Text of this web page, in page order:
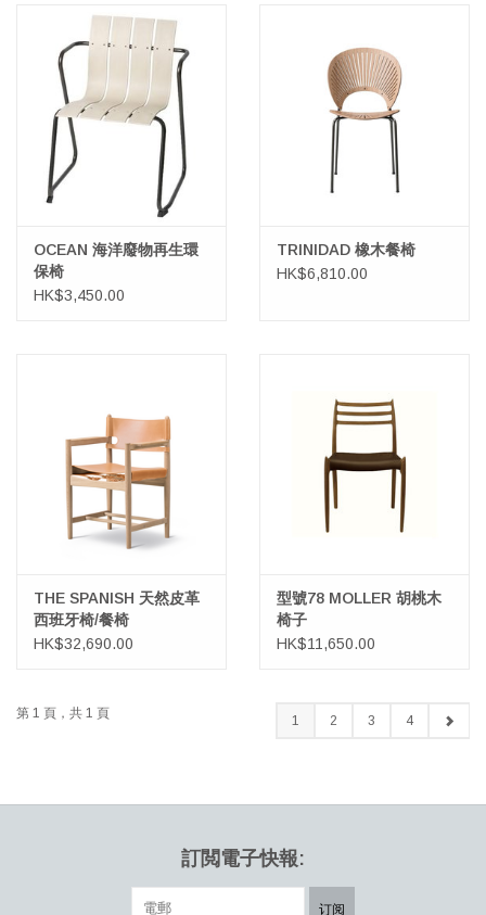
OCEAN 海洋廢物再生環
保椅
HK$3,450.00
TRINIDAD 橡木餐椅
HK$6,810.00
THE SPANISH 天然皮革
西班牙椅/餐椅
HK$32,690.00
型號78 MOLLER 胡桃木
椅子
HK$11,650.00
第 1 頁，共 1 頁 1 2 3 4
訂閲電子快報:
订阅